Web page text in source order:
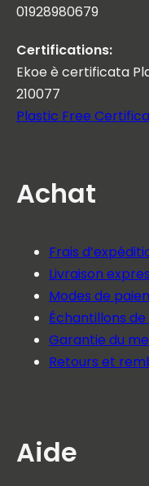
01928980679
Certifications:
Ekoe è certificata
210077
Plastic Free
Achat
Frais
Livraison
Modes de
Échantillons
Garantie du
Retours et
Aide